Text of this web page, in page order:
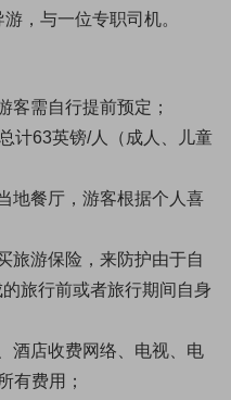
，与一位专职司机。
客需自行提前预定；
计63英镑/人（成人、儿童
地餐厅，游客根据个人喜
旅游保险，来防护由于自
旅行前或者旅行期间自身
酒店收费网络、电视、电
有费用；